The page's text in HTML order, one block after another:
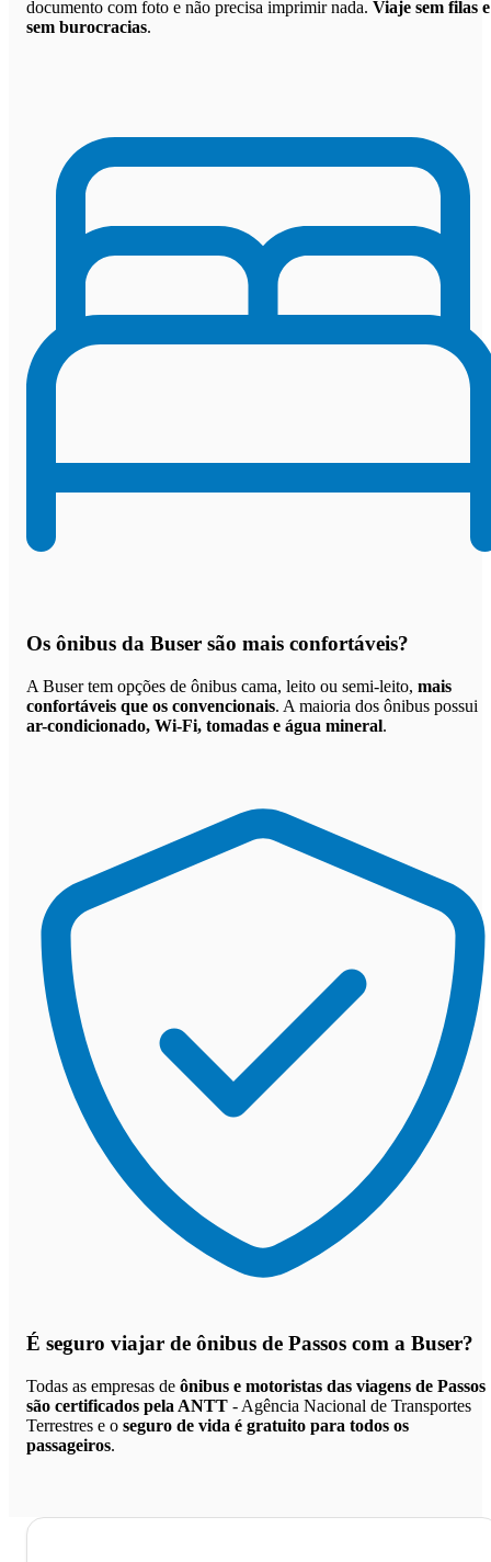
documento com foto e não precisa imprimir nada. Viaje sem filas e
sem burocracias.
Os ônibus da Buser são mais confortáveis?
A Buser tem opções de ônibus cama, leito ou semi-leito, mais
confortáveis que os convencionais. A maioria dos ônibus possui
ar-condicionado, Wi-Fi, tomadas e água mineral.
É seguro viajar de ônibus de Passos com a Buser?
Todas as empresas de ônibus e motoristas das viagens de Passos
são certificados pela ANTT - Agência Nacional de Transportes
Terrestres e o seguro de vida é gratuito para todos os
passageiros.